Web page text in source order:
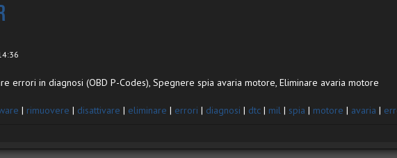
errori in diagnosi (OBD P-Codes), Spegnere spia avaria motore, Eliminare avaria motore
| rimuovere | disattivare | eliminare | errori | diagnosi | dtc | mil | spia | motore | avaria |